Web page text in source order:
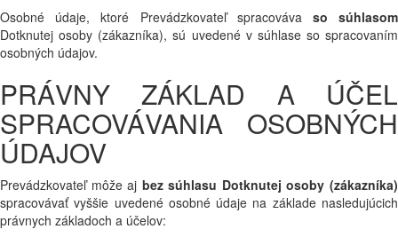
Osobné údaje, ktoré Prevádzkovateľ spracováva so súhlasom
Dotknutej osoby (zákazníka), sú uvedené v súhlase so spracovaním
osobných údajov.
PRÁVNY ZÁKLAD A ÚČEL
SPRACOVÁVANIA OSOBNÝCH
ÚDAJOV
Prevádzkovateľ môže aj bez súhlasu Dotknutej osoby (zákazníka)
spracovávať vyššie uvedené osobné údaje na základe nasledujúcich
právnych základoch a účelov: